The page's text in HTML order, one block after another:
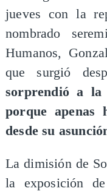
jueves con la
nombrado
Humanos,
que surgió
sorprendió a la
porque apenas
desde su
La dimisión de
la exposición